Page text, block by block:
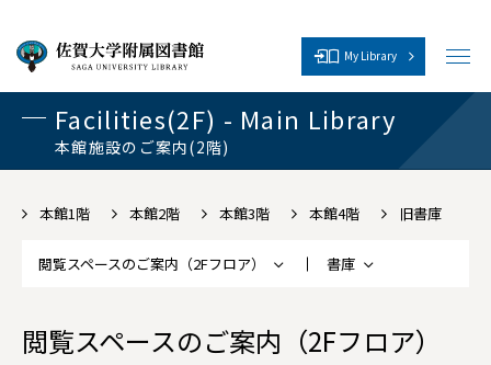
My Library
メ
ュ
く
Facilities(2F) - Main Library
本館施設のご案内(2階)
本館1階 本館2階 本館3階 本館4階 旧書庫
閲覧スペースのご案内（2Fフロア） 書庫
閲覧スペースのご案内（2Fフロア）